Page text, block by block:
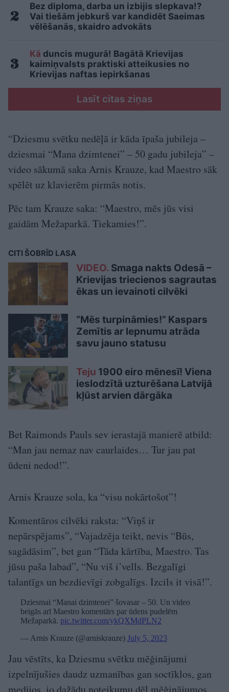
Bez diploma, darba un izbijis slepkava!?
Vai tiešām jebkurš var kandidēt Saeimas
vēlēšanās, skaidro advokāts
Kā duncis mugurā! Bagātā Krievijas
kaimiņvalsts praktiski atteikusies no
Krievijas naftas iepirkšanas
Lasīt citas ziņas
“Dziesmu svētku nedēļā ir kāda īpaša jubileja –
dziesmai “Mana dzimtenei” – 50 gadu jubileja” –
video sākumā saka Arnis Krauze, kad Maestro sāk
spēlēt uz klavierēm pirmās notis.
Pēc tam Krauze saka: “Maestro, mēs jūs visi
gaidām Mežaparkā. Tiekamies!”.
CITI ŠOBRĪD LASA
VIDEO. Smaga nakts Odesā –
Krievijas triecienos sagrautas
ēkas un ievainoti cilvēki
“Mēs turpināmies!” Kaspars
Zemītis ar lepnumu atrāda
savu jauno statusu
Teju 1900 eiro mēnesī! Viena
ieslodzītā uzturēšana Latvijā
kļūst arvien dārgāka
Bet Raimonds Pauls sev ierastajā manierē atbild:
“Man jau nemaz nav caurlaides… Tur jau pat
ūdeni nedod!”.
Arnis Krauze sola, ka “visu nokārtošot”!
Komentāros cilvēki raksta: “Viņš ir
nepārspējams”, “Vajadzēja teikt, nevis “Būs,
sagādāsim”, bet gan “Tāda kārtība, Maestro. Tas
jūsu paša labad”, “Nu viš i’vells. Bezgalīgi
talantīgs un bezdievīgi zobgalīgs. Izcils it visā!”.
Dziesmai “Manai dzimtenei” šovasar – 50. Un video
beigās arī Maestro komentārs par ūdens pudelēm
Mežaparkā. pic.twitter.com/ykQXMdPLN2
— Arnis Krauze (@arniskrauze) July 5, 2023
Jau vēstīts, ka Dziesmu svētku mēģinājumi
izpelnījušies daudz uzmanības gan soctīklos, gan
medijos, jo dažādu noteikumu dēļ mēģinājumos